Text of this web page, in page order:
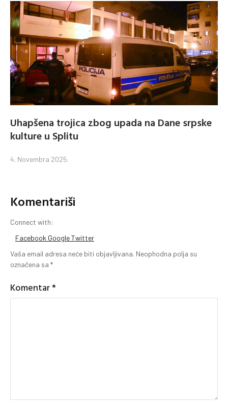
Uhapšena trojica zbog upada na Dane srpske
kulture u Splitu
4. Novembra 2025.
Komentariši
Connect with:
Facebook GoogleTwitter
Vaša email adresa neće biti objavljivana. Neophodna polja su
označena sa *
Komentar*